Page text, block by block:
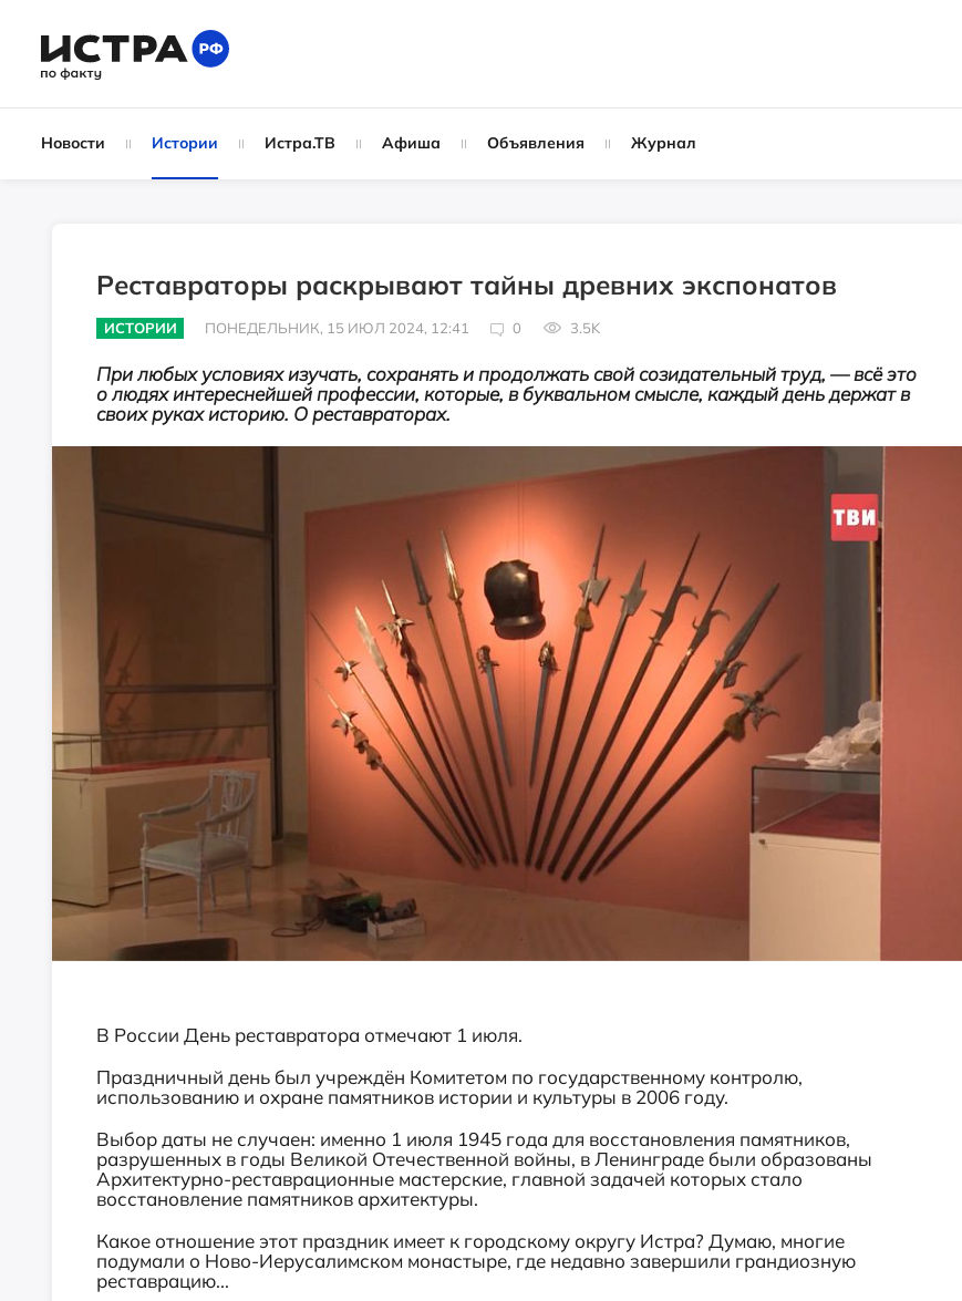
Новости Истории Истра.ТВ Афиша Объявления Журнал
Реставраторы раскрывают тайны древних экспонатов
ИСТОРИИ ПОНЕДЕЛЬНИК, 15 ИЮЛ 2024, 12:41 0 3.5K
При любых условиях изучать, сохранять и продолжать свой созидательный труд, — всё это
о людях интереснейшей профессии, которые, в буквальном смысле, каждый день держат в
своих руках историю. О реставраторах.
В России День реставратора отмечают 1 июля.
Праздничный день был учреждён Комитетом по государственному контролю,
использованию и охране памятников истории и культуры в 2006 году.
Выбор даты не случаен: именно 1 июля 1945 года для восстановления памятников,
разрушенных в годы Великой Отечественной войны, в Ленинграде были образованы
Архитектурно-реставрационные мастерские, главной задачей которых стало
восстановление памятников архитектуры.
Какое отношение этот праздник имеет к городскому округу Истра? Думаю, многие
подумали о Ново-Иерусалимском монастыре, где недавно завершили грандиозную
реставрацию...